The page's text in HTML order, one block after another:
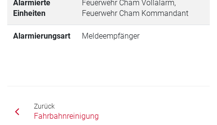
Alarmierte
Einheiten
Feuerwehr Cham Vollalarm,
Feuerwehr Cham Kommandant
Alarmierungsart Meldeempfänger
Zurück
Fahrbahnreinigung